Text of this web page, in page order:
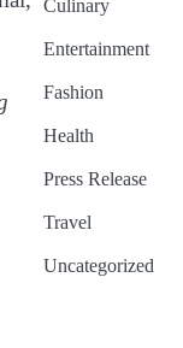
Culinary
Entertainment
Fashion
Health
Press Release
Travel
Uncategorized